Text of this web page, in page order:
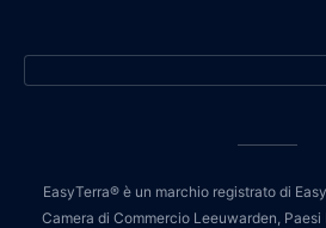
EasyTerra® è un marchio registrato di
Camera di Commercio Leeuwarden,